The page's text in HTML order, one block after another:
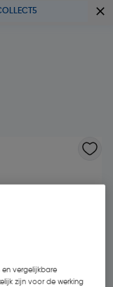
vergelijkbare
zijn voor de werking